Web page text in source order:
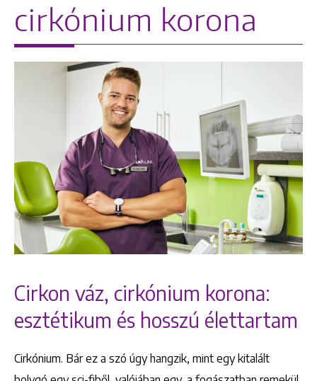
cirkónium korona
Cirkon váz, cirkónium korona:
esztétikum és hosszú élettartam
Cirkónium. Bár ez a szó úgy hangzik, mint egy kitalált